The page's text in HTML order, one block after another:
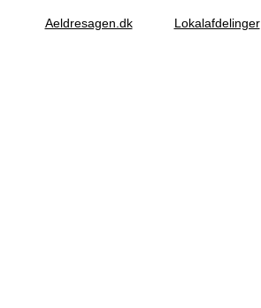
Aeldresagen.dk Lokalafdelinger